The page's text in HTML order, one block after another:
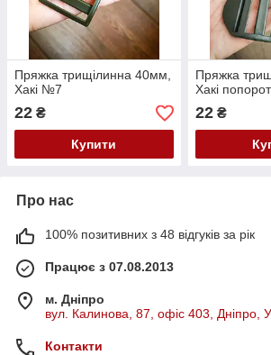
Пряжка трищілинна 40мм,
Хакі №7
22 ₴
Купити
Пряжка
Хакі
22₴
Про нас
100% позитивних з 48 відгуків за рік
Працює з 07.08.2013
м. Дніпро
вул. Калинова, 87, офіс 403, Дніпро,
Контакти